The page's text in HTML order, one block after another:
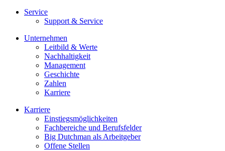
Service
Support & Service
Unternehmen
Leitbild & Werte
Nachhaltigkeit
Management
Geschichte
Zahlen
Karriere
Karriere
Einstiegsmöglichkeiten
Fachbereiche und Berufsfelder
Big Dutchman als Arbeitgeber
Offene Stellen